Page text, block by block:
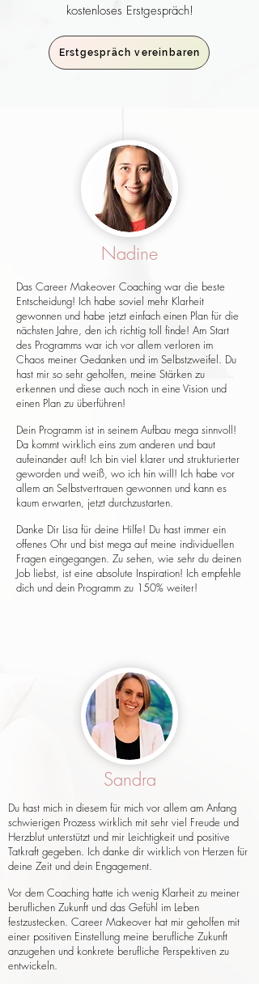
kostenloses Erstgespräch!
Erstgespräch vereinbaren
Nadine
Das Career Makeover Coaching war die beste
Entscheidung! Ich habe soviel mehr Klarheit
gewonnen und habe jetzt einfach einen Plan für die
nächsten Jahre, den ich richtig toll finde! Am Start
des Programms war ich vor allem verloren im
Chaos meiner Gedanken und im Selbstzweifel. Du
hast mir so sehr geholfen, meine Stärken zu
erkennen und diese auch noch in eine Vision und
einen Plan zu überführen!
Dein Programm ist in seinem Aufbau mega sinnvoll!
Da kommt wirklich eins zum anderen und baut
aufeinander auf! Ich bin viel klarer und strukturierter
geworden und weiß, wo ich hin will! Ich habe vor
allem an Selbstvertrauen gewonnen und kann es
kaum erwarten, jetzt durchzustarten.
Danke Dir Lisa für deine Hilfe! Du hast immer ein
offenes Ohr und bist mega auf meine individuellen
Fragen eingegangen. Zu sehen, wie sehr du deinen
Job liebst, ist eine absolute Inspiration! Ich empfehle
dich und dein Programm zu 150% weiter!
Sandra
Du hast mich in diesem für mich vor allem am Anfang
schwierigen Prozess wirklich mit sehr viel Freude und
Herzblut unterstützt und mir Leichtigkeit und positive
Tatkraft gegeben. Ich danke dir wirklich von Herzen für
deine Zeit und dein Engagement.
Vor dem Coaching hatte ich wenig Klarheit zu meiner
beruflichen Zukunft und das Gefühl im Leben
festzustecken. Career Makeover hat mir geholfen mit
einer positiven Einstellung meine berufliche Zukunft
anzugehen und konkrete berufliche Perspektiven zu
entwickeln.